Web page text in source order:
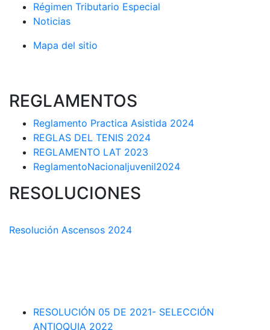
Régimen Tributario Especial
Noticias
Mapa del sitio
REGLAMENTOS
Reglamento Practica Asistida 2024
REGLAS DEL TENIS 2024
REGLAMENTO LAT 2023
ReglamentoNacionaljuvenil2024
RESOLUCIONES
Resolución Ascensos 2024
RESOLUCIÓN 05 DE 2021- SELECCIÓN
ANTIOQUIA 2022